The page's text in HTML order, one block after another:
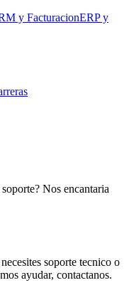
y FacturacionERP y
Nos encantaria
soporte tecnico o
ayudar, contactanos.